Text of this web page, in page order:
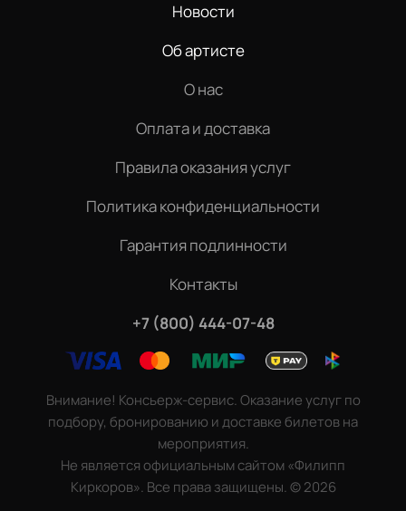
Новости
Об артисте
О нас
Оплата и доставка
Правила оказания услуг
Политика конфиденциальности
Гарантия подлинности
Контакты
+7 (800) 444-07-48
Внимание! Консьерж-сервис. Оказание услуг по
подбору, бронированию и доставке билетов на
мероприятия.
Не является официальным сайтом «Филипп
Киркоров». Все права защищены.©2026